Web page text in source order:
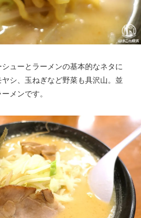
ューとラーメンの基本的なネタに
シ、玉ねぎなど野菜も具沢山。並
メンです。